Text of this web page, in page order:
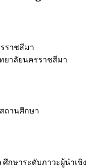
ราชสีมา
ยาลัยนครราชสีมา
ถานศึกษา
ศึกษาระดับภาวะผู้นำเชิง